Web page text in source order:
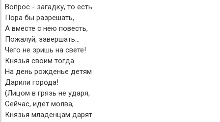
Вопрос - загадку, то есть
Пора бы разрешать,
А вместе с нею повесть,
Пожалуй, завершать...
Чего не зришь на свете!
Князья своим тогда
На день рожденье детям
Дарили города!
(Лицом в грязь не ударя,
Сейчас, идет молва,
Князья младенцам дарят